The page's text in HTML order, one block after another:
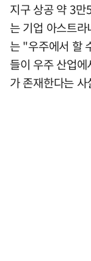
지구 상공 약 3
는 기업 아스트
는 "우주에서 할
들이 우주 산업
가 존재한다는